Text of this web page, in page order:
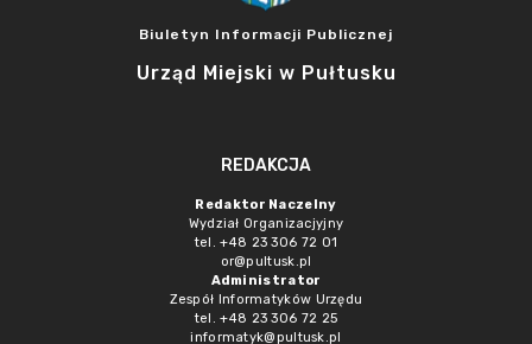
Biuletyn Informacji Publicznej
Urząd Miejski w Pułtusku
REDAKCJA
Redaktor Naczelny
Wydział Organizacjyjny
tel. +48 23 306 72 01
or@pultusk.pl
Administrator
Zespół Informatyków Urzędu
tel. +48 23 306 72 25
informatyk@pultusk.pl